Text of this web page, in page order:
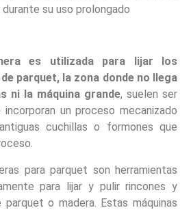
su uso prolongado
es utilizada para lijar los
parquet, la zona donde no llega
ni la máquina grande, suelen ser
incorporan un proceso mecanizado
cuchillas o formones que
para parquet son herramientas
para lijar y pulir rincones y
o madera. Estas máquinas